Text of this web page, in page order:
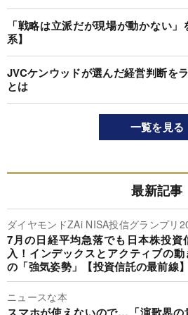
「戦略は立派だが現場が動かない
系】
JVCケンウッドが選んだ経営判断を
とは
一覧を見る
最新記事
ダイヤモンドZAi NISA投信グランプリ
7月の日経平均急落でも日本株投
入！インデックスとアクティブの
の「強気姿勢」【投資信託の最前線】
ニュースな本